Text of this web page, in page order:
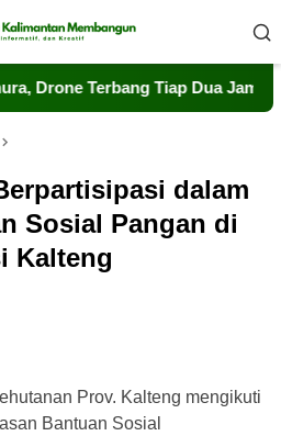
Terbang Tiap Dua Jam
dalam
Sosial Pangan di
Kalteng
Prov. Kalteng mengikuti
Bantuan Sosial